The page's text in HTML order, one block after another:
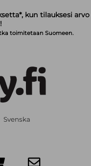
kun tilauksesi arvo
toimitetaan Suomeen.
Svenska